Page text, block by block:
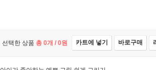
선택한 상품 총 0개 / 0원 카트에 넣기 바로구매